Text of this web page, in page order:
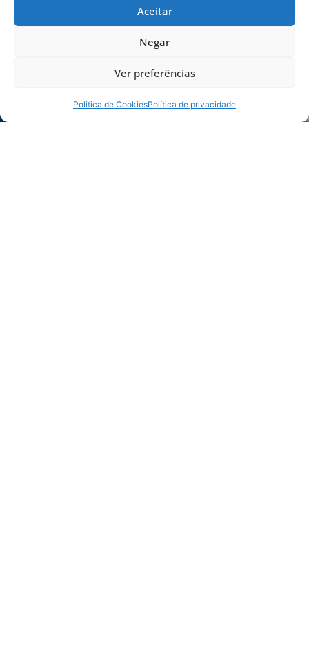
Aceitar
Negar
Ver preferências
Politica de CookiesPolítica de privacidade
Municipal de Florianópolis, WOA, ORBEA,